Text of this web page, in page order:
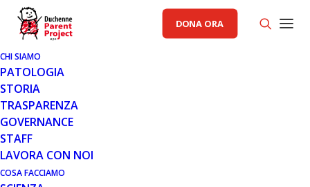
DONA ORA
CHI SIAMO
PATOLOGIA
STORIA
TRASPARENZA
GOVERNANCE
STAFF
LAVORA CON NOI
COSA FACCIAMO
AREA ISTITUZIONALE PP
19 LUG 2017
CAMN E TERAPIE SALVAVITA